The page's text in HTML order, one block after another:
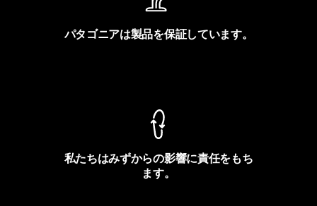
パタゴニアは製品を保証しています。
私たちはみずからの影響に責任をもち
ます。